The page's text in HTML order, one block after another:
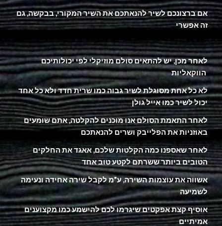
אם ברצונכם לשיר להנאתכם את השיר המקורי, בבקשה, גם
זה אפשרי
לאחר מכן, יש להתאים סולם מוזיקלי לפי יכולותיכם
הווקאליות
לא כל אחת מסוגלת לשיר גבוה כמו שרית חדד ולא כל אחד
יכול לשיר כמו אייל גולן
לאחר התאמת הסולם אנו מוכנים להקלטה, אתם שומעים
באוזניות את הפלייבק ושרים להנאתכם
לאחר שאספנו כמה הקלטות שלכם, אאגד את החלקים
הטובים ביותר ששרתם לקטע טוב אחד
אשווה את עוצמות השירה, ע"מ לקבל שירה אחידה ונעימה
לשמיעה
אוסיף קצת אפקטים שיגרמו לכם להישמע כמו מקצוענים
אמיתיים